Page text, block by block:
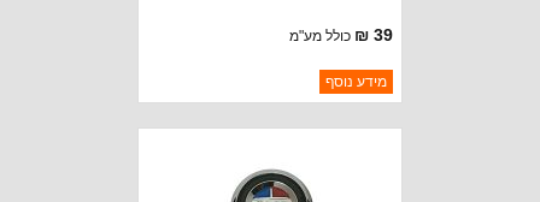
39 ₪ כולל מע"מ
ברקוד: BJ3444-B
יצרן:OAKMAN OFFROAD
מידע נוסף